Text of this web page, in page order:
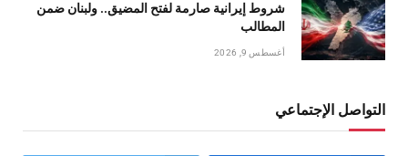
شروط إيرانية صارمة لفتح المضيق.. ولبنان ضمن
المطالب
أغسطس 9, 2026
التواصل الإجتماعي